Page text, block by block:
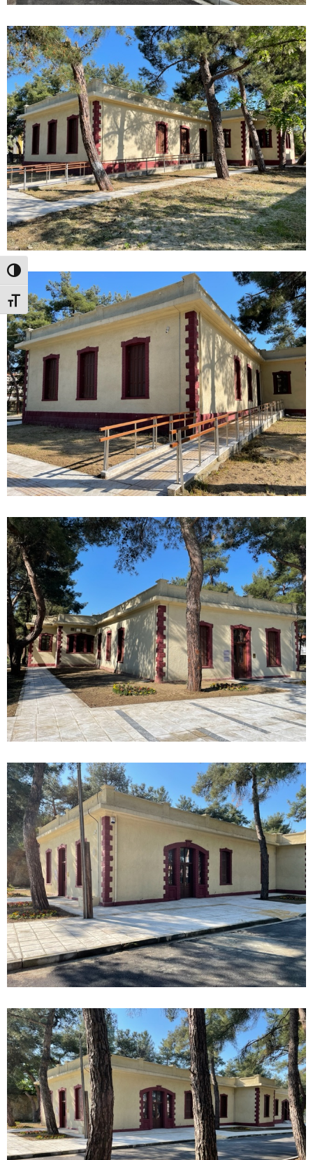
Εναλλαγή Υψηλής Αντίθεσης
Εναλλαγή Μεγέθους Γραμμάτων